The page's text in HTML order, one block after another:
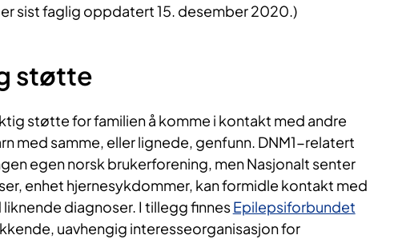
sist faglig oppdatert 15. desember 2020.)
støtte
støtte for familien å komme i kontakt med andre
med samme, eller lignede, genfunn. DNM1-relatert
egen norsk brukerforening, men Nasjonalt senter
enhet hjernesykdommer, kan formidle kontakt med
diagnoser. I tillegg finnesEpilepsiforbundet
uavhengig interesseorganisasjon for